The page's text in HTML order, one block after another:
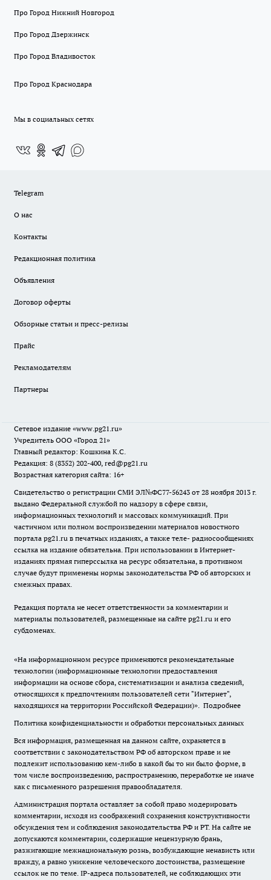
Про Город Нижний Новгород
Про Город Дзержинск
Про Город Владивосток
Про Город Краснодара
Мы в социальных сетях
Telegram
О нас
Контакты
Редакционная политика
Объявления
Договор оферты
Обзорные статьи и пресс-релизы
Прайс
Рекламодателям
Партнеры
Сетевое издание «www.pg21.ru»
Учредитель ООО «Город 21»
Главный редактор: Кошкина К.С.
Редакция: 8 (8352) 202-400, red@pg21.ru
Возрастная категория сайта: 16+
Свидетельство о регистрации СМИ ЭЛ№ФС77-56243 от 28 ноября 2013 г.
выдано Федеральной службой по надзору в сфере связи,
информационных технологий и массовых коммуникаций. При
частичном или полном воспроизведении материалов новостного
портала pg21.ru в печатных изданиях, а также теле- радиосообщениях
ссылка на издание обязательна. При использовании в Интернет-
изданиях прямая гиперссылка на ресурс обязательна, в противном
случае будут применены нормы законодательства РФ об авторских и
смежных правах.
Редакция портала не несет ответственности за комментарии и
материалы пользователей, размещенные на сайте pg21.ru и его
субдоменах.
«На информационном ресурсе применяются рекомендательные
технологии (информационные технологии предоставления
информации на основе сбора, систематизации и анализа сведений,
относящихся к предпочтениям пользователей сети "Интернет",
находящихся на территории Российской Федерации)». Подробнее
Политика конфиденциальности и обработки персональных данных
Вся информация, размещенная на данном сайте, охраняется в
соответствии с законодательством РФ об авторском праве и не
подлежит использованию кем-либо в какой бы то ни было форме, в
том числе воспроизведению, распространению, переработке не иначе
как с письменного разрешения правообладателя.
Администрация портала оставляет за собой право модерировать
комментарии, исходя из соображений сохранения конструктивности
обсуждения тем и соблюдения законодательства РФ и РТ. На сайте не
допускаются комментарии, содержащие нецензурную брань,
разжигающие межнациональную рознь, возбуждающие ненависть или
вражду, а равно унижение человеческого достоинства, размещение
ссылок не по теме. IP-адреса пользователей, не соблюдающих эти